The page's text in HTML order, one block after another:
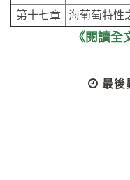
第十七章 海葡萄特性
《閱讀全
最後